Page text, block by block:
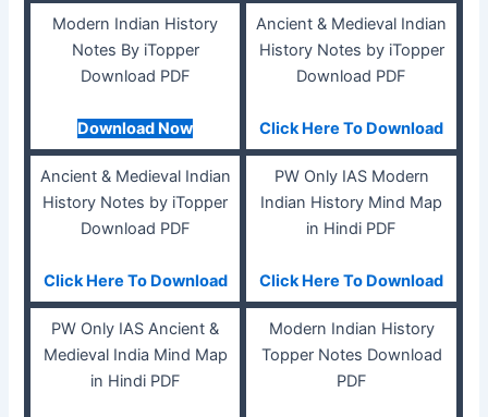
Modern Indian History
Notes By iTopper
Download PDF
Download Now
Ancient & Medieval Indian
History Notes by iTopper
Download PDF
Click Here To Download
Ancient & Medieval Indian
History Notes by iTopper
Download PDF
Click Here To Download
PW Only IAS Modern
Indian History Mind Map
in Hindi PDF
Click Here To Download
PW Only IAS Ancient &
Medieval India Mind Map
in Hindi PDF
Modern Indian History
Topper Notes Download
PDF